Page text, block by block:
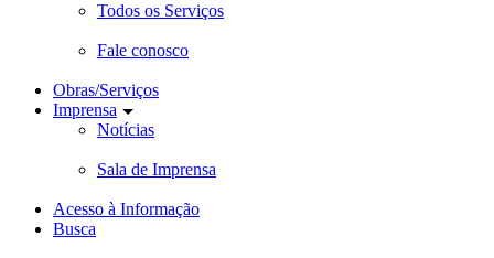
Todos os Serviços
Fale conosco
Obras/Serviços
Imprensa
Notícias
Sala de Imprensa
Acesso à Informação
Busca